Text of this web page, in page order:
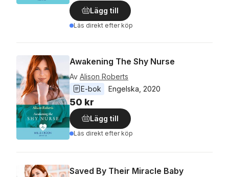
Lägg till
Läs direkt efter köp
Awakening The Shy Nurse
Av Alison Roberts
E-bok
Engelska 2020
50 kr
Lägg till
Läs direkt efter köp
Saved By Their Miracle Baby